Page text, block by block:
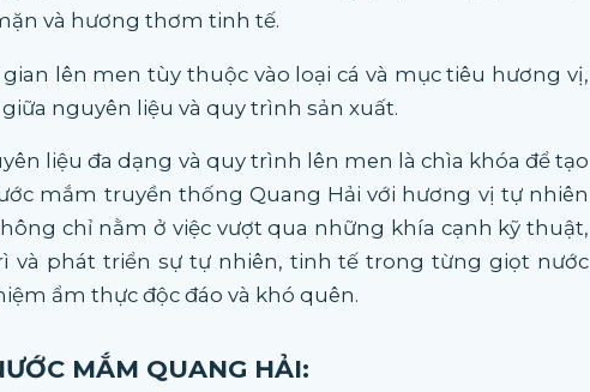
và hương thơm tinh tế.
lên men tùy thuộc vào loại cá và mục tiêu hương vị,
nguyên liệu và quy trình sản xuất.
liệu đa dạng và quy trình lên men là chìa khóa để tạo
mắm truyền thống Quang Hải với hương vị tự nhiên
chỉ nằm ở việc vượt qua những khía cạnh kỹ thuật,
và phát triển sự tự nhiên, tinh tế trong từng giọt nước
ẩm thực độc đáo và khó quên.
MẮM QUANG HẢI: